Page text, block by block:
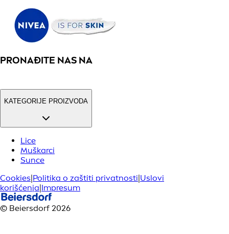
PRONAĐITE NAS NA
KATEGORIJE PROIZVODA
Lice
Muškarci
Sunce
Cookies|Politika o zaštiti privatnosti|Uslovi
korišćenja|Impresum
© Beiersdorf 2026